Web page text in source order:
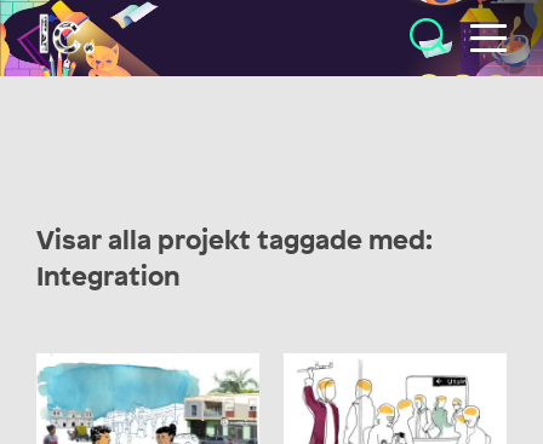
Illustratörcentrum
Visar alla projekt taggade med:
Integration